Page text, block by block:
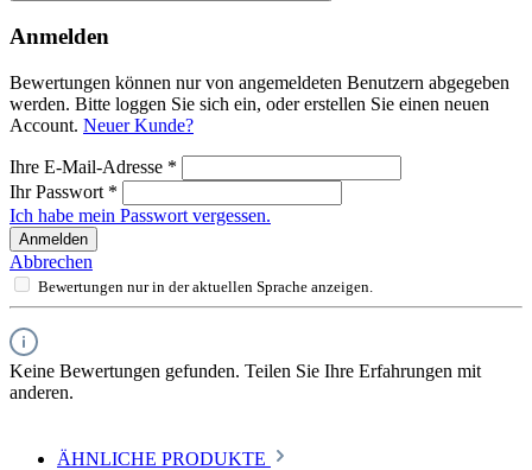
Anmelden
Bewertungen können nur von angemeldeten Benutzern abgegeben
werden. Bitte loggen Sie sich ein, oder erstellen Sie einen neuen
Account. Neuer Kunde?
Ihre E-Mail-Adresse *
Ihr Passwort *
Ich habe mein Passwort vergessen.
Anmelden
Abbrechen
Bewertungen nur in der aktuellen Sprache anzeigen.
Keine Bewertungen gefunden. Teilen Sie Ihre Erfahrungen mit
anderen.
ÄHNLICHE PRODUKTE